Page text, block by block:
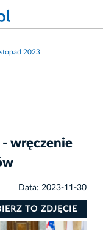
2023
- wręczenie
Data: 2023-11-30
TO ZDJĘCIE